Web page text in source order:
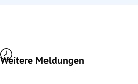
Weitere Meldungen